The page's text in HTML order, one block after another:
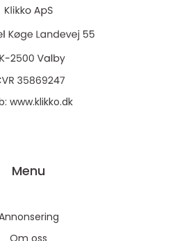
www.klikko.dk
Menu
Om oss